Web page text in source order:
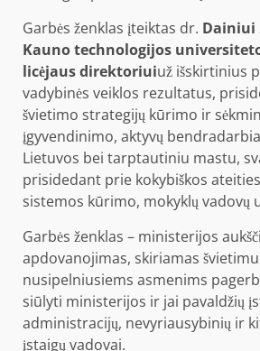
Garbės ženklas įteiktas dr. Dainiui
Kauno technologijos
licėjaus direktoriuiuž išskirtinius
vadybinės veiklos rezultatus,
švietimo strategijų kūrimo ir
įgyvendinimo, aktyvų
Lietuvos bei tarptautiniu mastu,
prisidedant prie kokybiškos
sistemos kūrimo, mokyklų vadovų
Garbės ženklas – ministerijos
apdovanojimas, skiriamas
nusipelniusiems asmenims
siūlyti ministerijos ir jai pavaldžių
administracijų, nevyriausybinių ir
įstaigų vadovai.